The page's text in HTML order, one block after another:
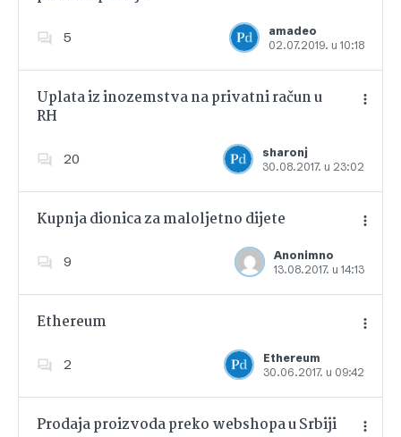
5
amadeo
02.07.2019. u 10:18
Dodajte u favorite
Uplata iz inozemstva na privatni račun u
RH
20
sharonj
30.08.2017. u 23:02
Dodajte u favorite
Kupnja dionica za maloljetno dijete
9
Anonimno
13.08.2017. u 14:13
Dodajte u favorite
Ethereum
2
Ethereum
30.06.2017. u 09:42
Dodajte u favorite
Prodaja proizvoda preko webshopa u Srbiji